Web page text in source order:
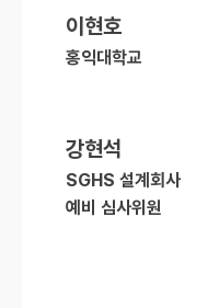
이현호
홍익대학교
강현석
SGHS 설계회사
예비 심사위원